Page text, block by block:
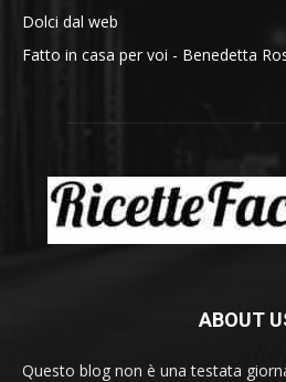
Dolci dal web
Fatto in casa per voi - Benedetta
ABOUT
Questo blog non è una testata